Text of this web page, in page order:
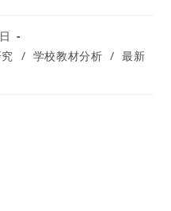
/ 学校教材分析 / 最新